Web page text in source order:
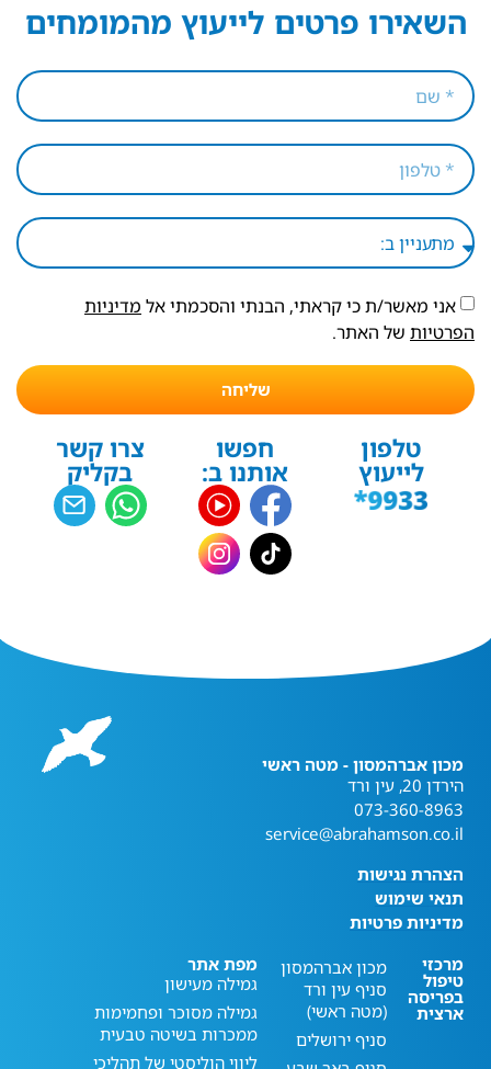
השאירו פרטים לייעוץ מהמומחים
אני מאשר/ת כי קראתי, הבנתי והסכמתי אל מדיניות
הפרטיות של האתר.
שליחה
טלפון
לייעוץ
חפשו
אותנו ב:
צרו קשר
בקליק
מכון אברהמסון - מטה ראשי
הירדן 20, עין ורד
073-360-8963
service@abrahamson.co.il
הצהרת נגישות
תנאי שימוש
מדיניות פרטיות
מרכזי
טיפול
בפריסה
ארצית
מכון אברהמסון
סניף עין ורד
(מטה ראשי)
סניף ירושלים
מפת אתר
גמילה מעישון
גמילה מסוכר ופחמימות
ממכרות בשיטה טבעית
ליווי הוליסטי של תהליכי